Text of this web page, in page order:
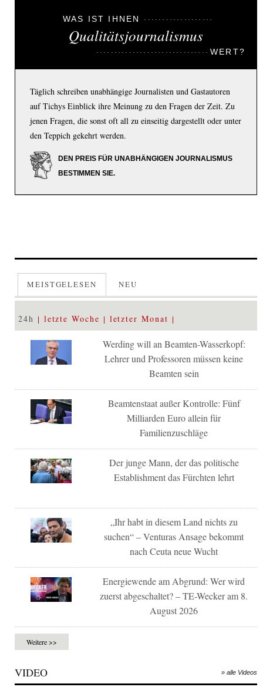
WAS IST IHNEN
Qualitätsjournalismus
WERT?
Täglich schreiben unabhängige Journalisten und Gastautoren
auf Tichys Einblick ihre Meinung zu den Fragen der Zeit. Zu
jenen Fragen, die sonst oft all zu einseitig dargestellt oder unter
den Teppich gekehrt werden.
DEN PREIS FÜR UNABHÄNGIGEN JOURNALISMUS
BESTIMMEN SIE.
MEISTGELESEN NEU
24h letzte Woche letzter Monat
Werding will an Beamten-Wasserkopf:
Lehrer und Professoren müssen keine
Beamten sein
Beamtenstaat außer Kontrolle: Fünf
Milliarden Euro allein für
Familienzuschläge
Der junge Mann, der das politische
Establishment das Fürchten lehrt
„Ihr habt in diesem Land nichts zu
suchen“ – Venturas Ansage bekommt
nach Ceuta neue Wucht
Energiewende am Abgrund: Wer wird
zuerst abgeschaltet? – TE-Wecker am 8.
August 2026
Weitere >>
VIDEO » alle Videos